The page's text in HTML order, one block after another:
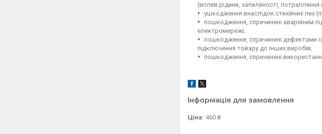
(вплив рідини, запиленості,
ушкодження внаслідок стихійних лих
пошкодження, спричинені аварійним
електромережі;
пошкодження, спричинені дефектами
підключення товару до інших виробів;
пошкодження, спричинені
Інформація для замовлення
Ціна: 460 ₴